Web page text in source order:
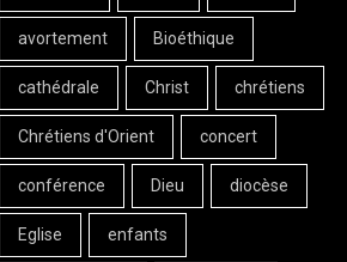
avortement Bioéthique
cathédrale Christ chrétiens
Chrétiens d'Orient concert
conférence Dieu diocèse
Eglise enfants